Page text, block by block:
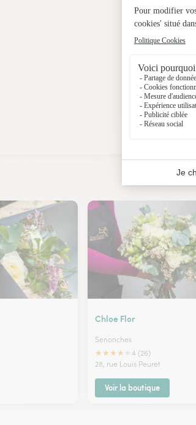
Chloe Flor
Senonches
★★★★
4 (26)
28, rue Louis Peuret
Voir la boutique